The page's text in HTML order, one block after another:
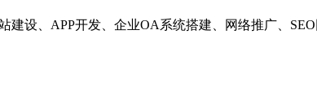
设、APP开发、企业OA系统搭建、网络推广、